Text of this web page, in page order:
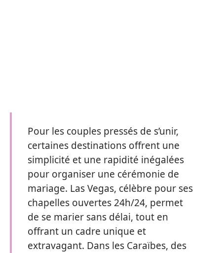
Pour les couples pressés de s’unir,
certaines destinations offrent une
simplicité et une rapidité inégalées
pour organiser une cérémonie de
mariage. Las Vegas, célèbre pour ses
chapelles ouvertes 24h/24, permet
de se marier sans délai, tout en
offrant un cadre unique et
extravagant. Dans les Caraïbes, des